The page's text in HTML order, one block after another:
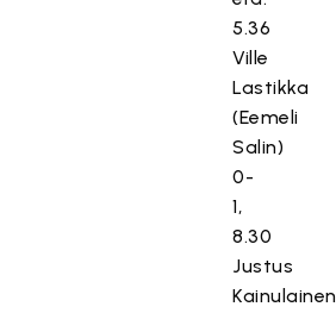
5.36
Ville
Lastikka
(Eemeli
Salin)
0-
1,
8.30
Justus
Kainulainen